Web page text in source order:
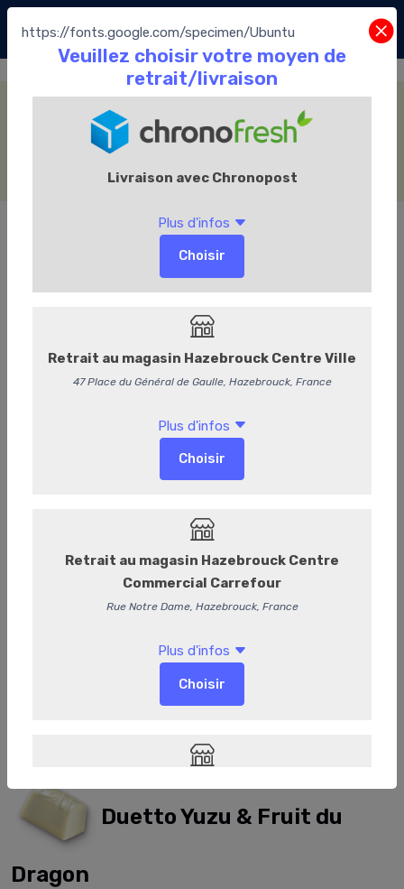
https://fonts.google.com/specimen/Ubuntu
Fourrage Ganache
La Boutique
Duetto fyuzu et fruit du dragon
Duetto Yuzu & Fruit du
Dragon